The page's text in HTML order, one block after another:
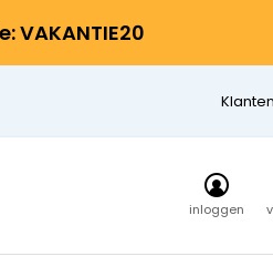
VAKANTIE20
inloggen